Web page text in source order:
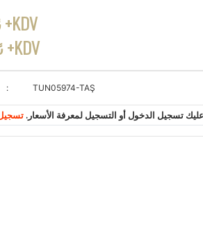
TUN05974-TAŞ
تسجيل الدخول أو التسجيل لمعرفة الأسعار.